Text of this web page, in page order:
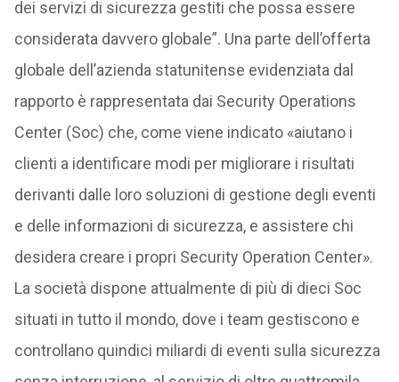
dei servizi di sicurezza gestiti che possa essere
considerata davvero globale”. Una parte dell’offerta
globale dell’azienda statunitense evidenziata dal
rapporto è rappresentata dai Security Operations
Center (Soc) che, come viene indicato «aiutano i
clienti a identificare modi per migliorare i risultati
derivanti dalle loro soluzioni di gestione degli eventi
e delle informazioni di sicurezza, e assistere chi
desidera creare i propri Security Operation Center».
La società dispone attualmente di più di dieci Soc
situati in tutto il mondo, dove i team gestiscono e
controllano quindici miliardi di eventi sulla sicurezza